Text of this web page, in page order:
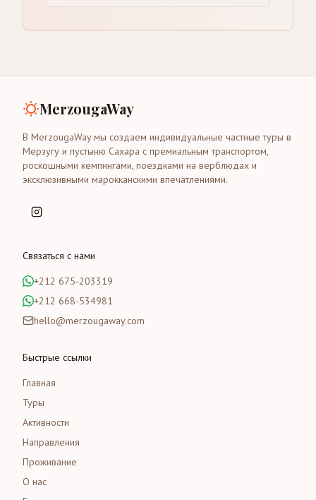
MerzougaWay
В MerzougaWay мы создаем индивидуальные частные туры в
Мерзугу и пустыню Сахара с премиальным транспортом,
роскошными кемпингами, поездками на верблюдах и
эксклюзивными марокканскими впечатлениями.
Связаться с нами
+212 675-203319
+212 668-534981
hello@merzougaway.com
Быстрые ссылки
Главная
Туры
Активности
Направления
Проживание
О нас